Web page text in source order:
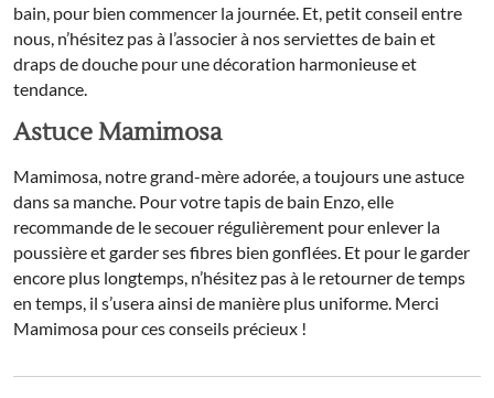
bain, pour bien commencer la journée. Et, petit conseil entre
nous, n’hésitez pas à l’associer à nos serviettes de bain et
draps de douche pour une décoration harmonieuse et
tendance.
Astuce Mamimosa
Mamimosa, notre grand-mère adorée, a toujours une astuce
dans sa manche. Pour votre tapis de bain Enzo, elle
recommande de le secouer régulièrement pour enlever la
poussière et garder ses fibres bien gonflées. Et pour le garder
encore plus longtemps, n’hésitez pas à le retourner de temps
en temps, il s’usera ainsi de manière plus uniforme. Merci
Mamimosa pour ces conseils précieux !